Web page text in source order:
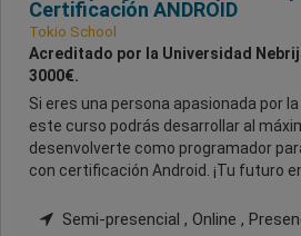
Certificación ANDROID
Tokio School
Acreditado por la Universidad
3000€.
Si eres una persona apasionada por
este curso podrás desarrollar al
desenvolverte como programador
con certificación Android. ¡Tu futuro
Semi-presencial , Online ,